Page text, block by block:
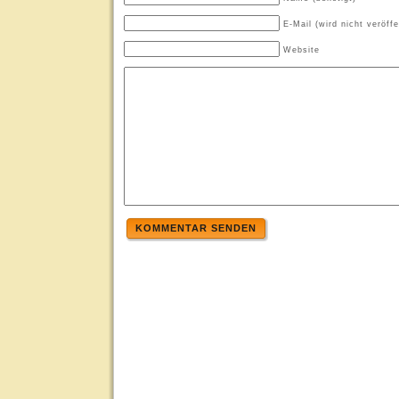
E-Mail (wird nicht
Website
KOMMENTAR SENDEN